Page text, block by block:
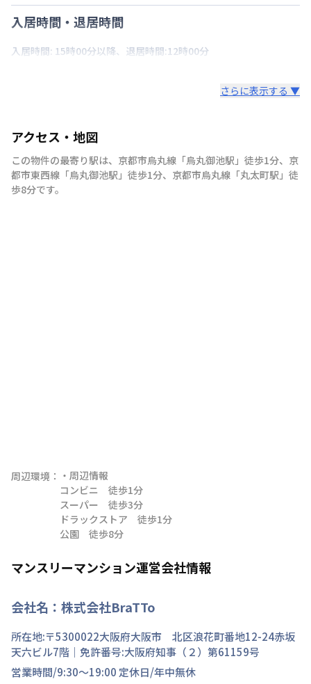
入居時間・退居時間
入居時間: 15時00分以降、退居時間:12時00分
さらに表示する ▼
アクセス・地図
この物件の最寄り駅は、 京都市烏丸線 「烏丸御池駅 」 徒歩1分、 京
都市東西線 「烏丸御池駅 」 徒歩1分、 京都市烏丸線 「丸太町駅 」 徒
歩8分です。
周辺環境： ・周辺情報
コンビニ　徒歩1分
スーパー　徒歩3分
ドラックストア　徒歩1分
公園　徒歩8分
マンスリーマンション運営会社情報
会社名： 株式会社BraTTo
所在地:〒5300022大阪府大阪市 北区浪花町番地12-24赤坂
天六ビル7階 ｜免許番号:大阪府知事（２）第61159号
営業時間/9:30～19:00 定休日/年中無休